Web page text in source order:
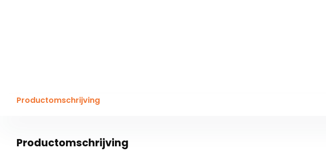
Productomschrijving
Productomschrijving